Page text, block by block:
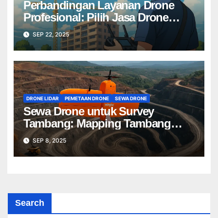
Perbandingan Layanan Drone
Profesional: Pilih Jasa Drone
Terbaik untuk Proyek Anda
SEP 22, 2025
DRONE LIDAR PEMETAAN DRONE SEWA DRONE
Sewa Drone untuk Survey
Tambang: Mapping Tambang
Profesional Lebih Cepat & Akurat
SEP 8, 2025
Search